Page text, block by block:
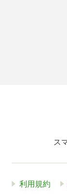
ス
利用規約